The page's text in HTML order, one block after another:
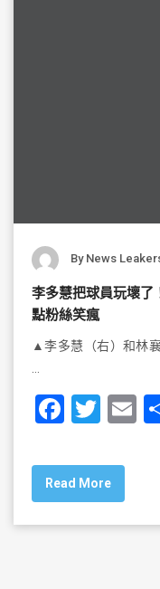
By News
李多慧把球員玩壞了
點粉絲笑瘋
▲李多慧（右）和林
F
c
e
b
T
tt
er
E
Read More